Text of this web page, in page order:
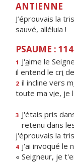
ANTIENNE
J’éprouvais la
sauvé, alléluia !
PSAUME : 114
1 J'aime le
il entend le cri
2 il incline vers m
toute ma vie, je
3 J'étais pris
retenu dans
j'éprouvais la
4 j'ai invoqué le n
« Seigneur, je